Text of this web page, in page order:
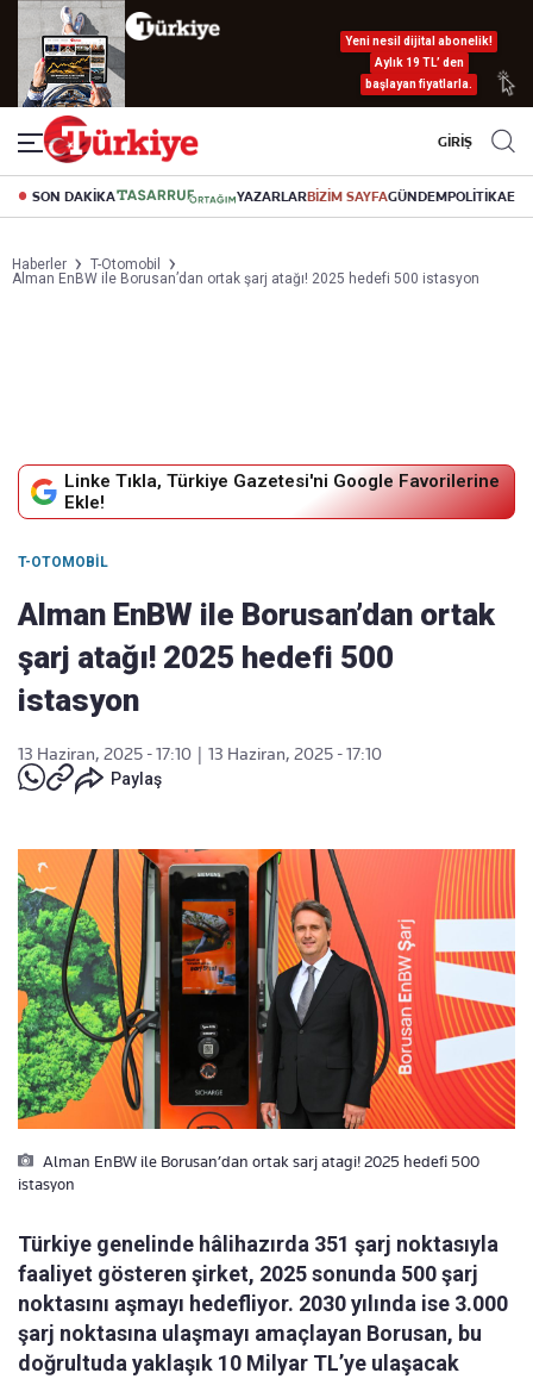
Yeni nesil dijital abonelik!
Aylık 19 TL’ den
başlayan fiyatlarla.
GİRİŞ
SON DAKİKA YAZARLARBİZİM SAYFAGÜNDEMPOLİTİKA
Haberler
T-Otomobil
Alman EnBW ile Borusan’dan ortak şarj atağı! 2025 hedefi 500 istasyon
Linke Tıkla, Türkiye Gazetesi'ni Google Favorilerine
Ekle!
T-OTOMOBIL
Alman EnBW ile Borusan’dan ortak
şarj atağı! 2025 hedefi 500
istasyon
13 Haziran, 2025 - 17:10
13 Haziran, 2025 - 17:10
Paylaş
Alman EnBW ile Borusan’dan ortak sarj atagi! 2025 hedefi 500
istasyon
Türkiye genelinde hâlihazırda 351 şarj noktasıyla
faaliyet gösteren şirket, 2025 sonunda 500 şarj
noktasını aşmayı hedefliyor. 2030 yılında ise 3.000
şarj noktasına ulaşmayı amaçlayan Borusan, bu
doğrultuda yaklaşık 10 Milyar TL’ye ulaşacak